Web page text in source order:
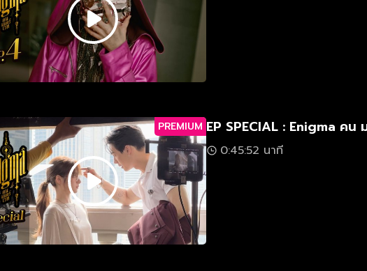
PREMIUM EP SPECIAL : Enigma คน
0:45:52 นาที